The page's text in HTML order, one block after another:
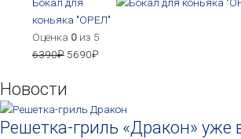
Бокал для
коньяка "ОРЕЛ"
Оценка 0 из 5
6390₽ 5690₽
Новости
Решетка-гриль «Дракон» уже